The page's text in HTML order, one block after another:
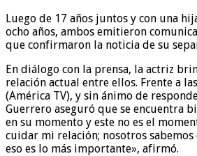
Luego de 17 años juntos y con una
ocho años, ambos emitieron
que confirmaron la noticia de su
En diálogo con la prensa, la actriz
relación actual entre ellos. Frente a
(América TV), y sin ánimo de
Guerrero aseguró que se encuentra
en su momento y este no es el
cuidar mi relación; nosotros sabemos
eso es lo más importante», afirmó.